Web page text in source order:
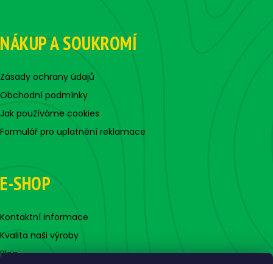
NÁKUP A SOUKROMÍ
Zásady ochrany údajů
Obchodní podmínky
Jak používáme cookies
Formulář pro uplatnění reklamace
E-SHOP
Kontaktní informace
Kvalita naši výroby
Blog